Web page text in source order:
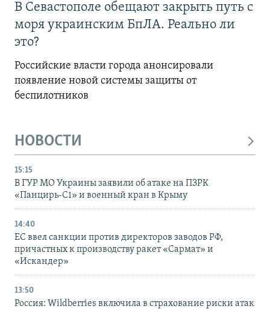
В Севастополе обещают закрыть путь с
моря украинским БпЛА. Реально ли
это?
Российские власти города анонсировали
появление новой системы защиты от
беспилотников
НОВОСТИ
15:15
В ГУР МО Украины заявили об атаке на ПЗРК
«Панцирь-С1» и военный кран в Крыму
14:40
ЕС ввел санкции против директоров заводов РФ,
причастных к производству ракет «Сармат» и
«Искандер»
13:50
Россия: Wildberries включила в страхование риски атак